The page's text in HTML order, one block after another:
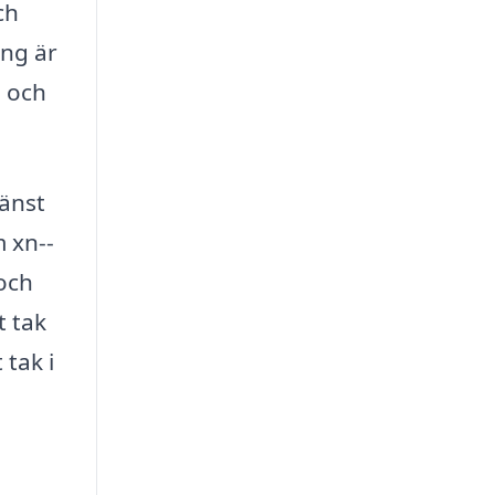
är
xn--
tak
tak i